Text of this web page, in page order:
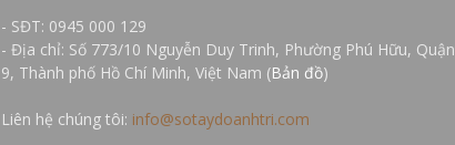
- SĐT: 0945 000 129
- Địa chỉ: Số 773/10 Nguyễn Duy Trinh, Phường Phú Hữu, Quận
9, Thành phố Hồ Chí Minh, Việt Nam (Bản đồ)
Liên hệ chúng tôi: info@sotaydoanhtri.com